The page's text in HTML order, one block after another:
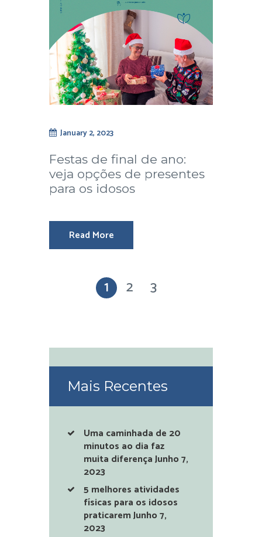
January 2, 2023
Festas de final de ano:
veja opções de presentes
para os idosos
Read More
1 2 3
Mais Recentes
Uma caminhada de 20
minutos ao dia faz
muita diferençaJunho 7,
2023
5 melhores atividades
físicas para os idosos
praticaremJunho 7,
2023